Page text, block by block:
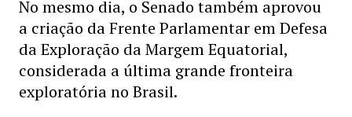
No mesmo dia, o Senado também aprovou
a criação da Frente Parlamentar em Defesa
da Exploração da Margem Equatorial,
considerada a última grande fronteira
exploratória no Brasil.